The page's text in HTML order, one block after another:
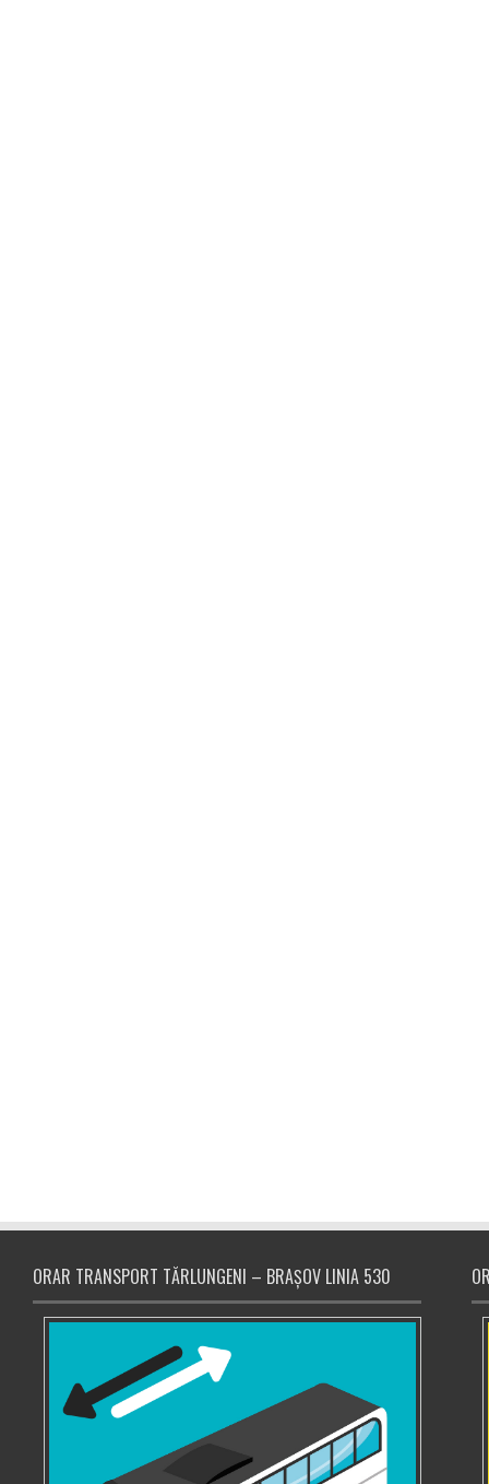
ORAR TRANSPORT TĂRLUNGENI – BRAȘOV LINIA 530